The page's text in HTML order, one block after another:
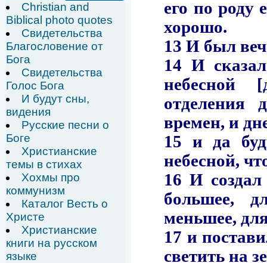
Christian and
Biblical photo quotes
Свидетельства
Благословение от
Бога
Свидетельства
Голос Бога
И будут сны,
видения
Русские песни о
Боге
Христианские
темы в стихах
Хохмы про
коммунизм
Каталог Весть о
Христе
Христианские
книги на русском
языке